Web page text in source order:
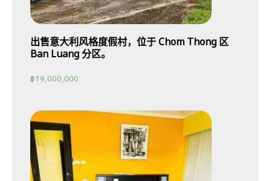
出售意大利风格度假村，位于 Chom Thong 区
Ban Luang 分区。
฿19,000,000